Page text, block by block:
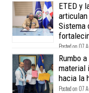
ETED y
Sistema
Posted on 07
Rumbo
material
hacia la
Posted on 07